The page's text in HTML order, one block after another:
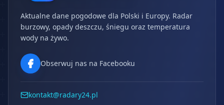
Aktualne dane pogodowe dla Polski i Europy. Radar
burzowy, opady deszczu, śniegu oraz temperatura
wody na żywo.
Obserwuj nas na Facebooku
kontakt@radary24.pl